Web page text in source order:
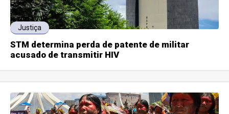
Justiça
STM determina perda de patente de militar
acusado de transmitir HIV